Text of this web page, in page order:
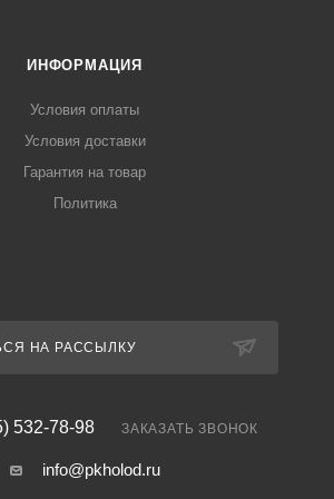
ИНФОРМАЦИЯ
Условия оплаты
Условия доставки
Гарантия на товар
Политика
НА РАССЫЛКУ
532-78-98 ЗАКАЗАТЬ ЗВОНОК
info@pkholod.ru